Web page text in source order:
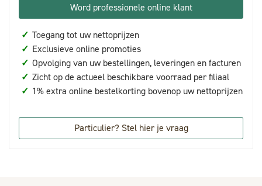
Word professionele online klant
✓ Toegang tot uw nettoprijzen
✓ Exclusieve online promoties
✓ Opvolging van uw bestellingen, leveringen en facturen
✓ Zicht op de actueel beschikbare voorraad per filiaal
✓ 1% extra online bestelkorting bovenop uw nettoprijzen
Particulier? Stel hier je vraag